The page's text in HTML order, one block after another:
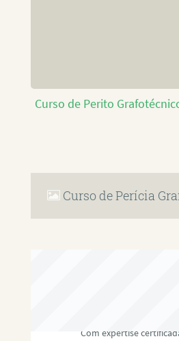
Curso de Perito
Curso de Perícia
Com expertise